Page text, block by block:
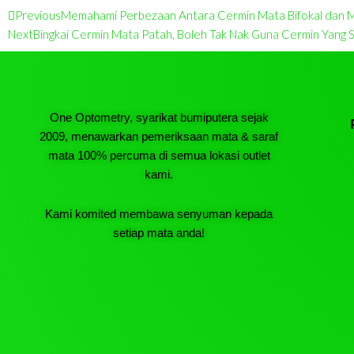
Prev
PreviousMemahami Perbezaan Antara Cermin Mata Bifokal dan
NextBingkai Cermin Mata Patah, Boleh Tak Nak Guna Cermin Yang
One Optometry, syarikat bumiputera sejak
2009, menawarkan pemeriksaan mata & saraf
mata 100% percuma di semua lokasi outlet
kami.
Kami komited membawa senyuman kepada
setiap mata anda!